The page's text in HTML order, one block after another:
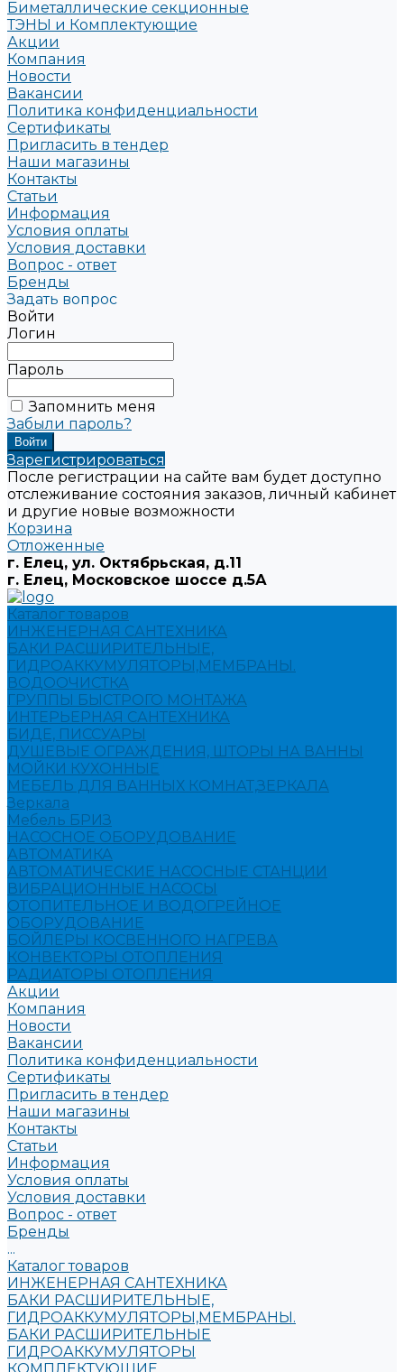
Биметаллические секционные
ТЭНЫ и Комплектующие
Акции
Компания
Новости
Вакансии
Политика конфиденциальности
Сертификаты
Пригласить в тендер
Наши магазины
Контакты
Статьи
Информация
Условия оплаты
Условия доставки
Вопрос - ответ
Бренды
Задать вопрос
Войти
Логин
Пароль
Запомнить меня
Забыли пароль?
Зарегистрироваться
После регистрации на сайте вам будет доступно
отслеживание состояния заказов, личный кабинет
и другие новые возможности
Корзина
Отложенные
г. Елец, ул. Октябрьская, д.11
г. Елец, Московское шоссе д.5А
Каталог товаров
ИНЖЕНЕРНАЯ САНТЕХНИКА
БАКИ РАСШИРИТЕЛЬНЫЕ,
ГИДРОАККУМУЛЯТОРЫ,МЕМБРАНЫ.
ВОДООЧИСТКА
ГРУППЫ БЫСТРОГО МОНТАЖА
ИНТЕРЬЕРНАЯ САНТЕХНИКА
БИДЕ, ПИССУАРЫ
ДУШЕВЫЕ ОГРАЖДЕНИЯ, ШТОРЫ НА ВАННЫ
МОЙКИ КУХОННЫЕ
МЕБЕЛЬ ДЛЯ ВАННЫХ КОМНАТ,ЗЕРКАЛА
Зеркала
Мебель БРИЗ
НАСОСНОЕ ОБОРУДОВАНИЕ
АВТОМАТИКА
АВТОМАТИЧЕСКИЕ НАСОСНЫЕ СТАНЦИИ
ВИБРАЦИОННЫЕ НАСОСЫ
ОТОПИТЕЛЬНОЕ И ВОДОГРЕЙНОЕ
ОБОРУДОВАНИЕ
БОЙЛЕРЫ КОСВЕННОГО НАГРЕВА
КОНВЕКТОРЫ ОТОПЛЕНИЯ
РАДИАТОРЫ ОТОПЛЕНИЯ
Акции
Компания
Новости
Вакансии
Политика конфиденциальности
Сертификаты
Пригласить в тендер
Наши магазины
Контакты
Статьи
Информация
Условия оплаты
Условия доставки
Вопрос - ответ
Бренды
...
Каталог товаров
ИНЖЕНЕРНАЯ САНТЕХНИКА
БАКИ РАСШИРИТЕЛЬНЫЕ,
ГИДРОАККУМУЛЯТОРЫ,МЕМБРАНЫ.
БАКИ РАСШИРИТЕЛЬНЫЕ
ГИДРОАККУМУЛЯТОРЫ